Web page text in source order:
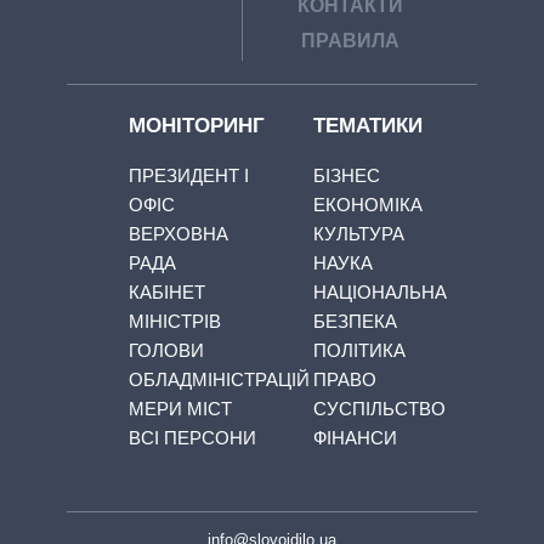
КОНТАКТИ
ПРАВИЛА
МОНІТОРИНГ
ПРЕЗИДЕНТ І
ОФІС
ВЕРХОВНА
РАДА
КАБІНЕТ
МІНІСТРІВ
ГОЛОВИ
ОБЛАДМІНІСТРАЦІЙ
МЕРИ МІСТ
ВСІ ПЕРСОНИ
ТЕМАТИКИ
БІЗНЕС
ЕКОНОМІКА
КУЛЬТУРА
НАУКА
НАЦІОНАЛЬНА
БЕЗПЕКА
ПОЛІТИКА
ПРАВО
СУСПІЛЬСТВО
ФІНАНСИ
info@slovoidilo.ua